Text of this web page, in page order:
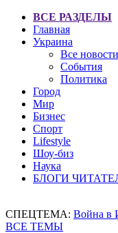
ВСЕ РАЗДЕЛЫ
Главная
Украина
Все
События
Политика
Город
Мир
Бизнес
Спорт
Lifestyle
Шоу-биз
Наука
БЛОГИ
СПЕЦТЕМА: Война в
ВСЕ ТЕМЫ